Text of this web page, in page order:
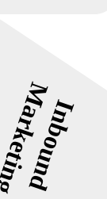
Inbound
Marketing